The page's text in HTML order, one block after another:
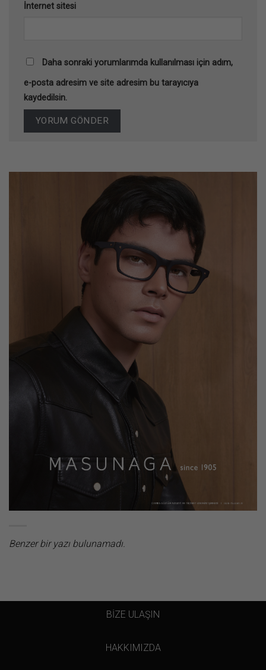
İnternet sitesi
Daha sonraki yorumlarımda kullanılması için adım,
e-posta adresim ve site adresim bu tarayıcıya
kaydedilsin.
Benzer bir yazı bulunamadı.
BİZE ULAŞIN
HAKKIMIZDA